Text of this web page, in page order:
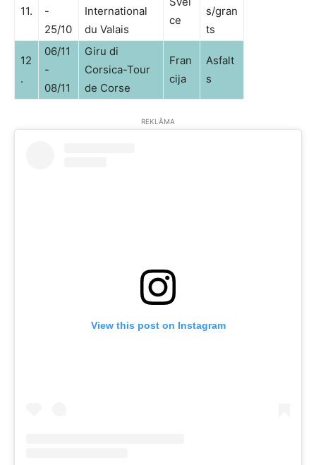
11.
-
25/10
International
du Valais
ce
s/gran
ts
12
.
06/11
-
08/11
Giru di
Corsica-Tour
de Corse
Fran
cija
Asfalt
s
REKLĀMA
View this post on Instagram